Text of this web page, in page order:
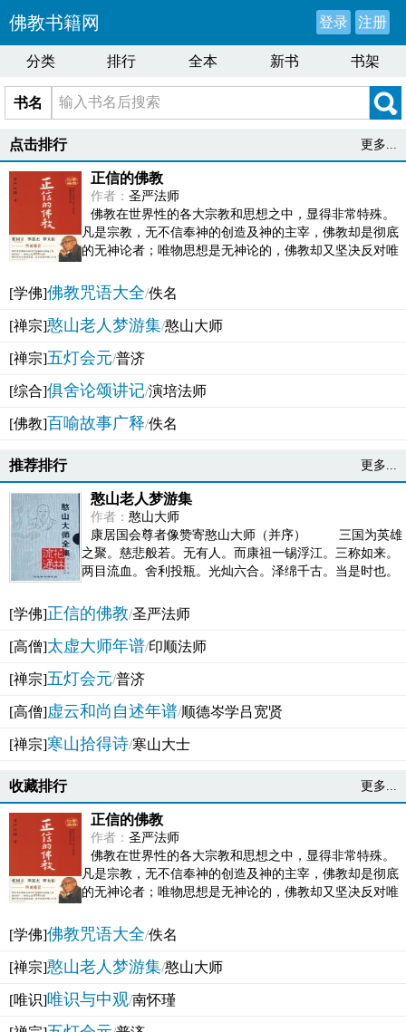
佛教书籍网 登录 注册
分类 排行 全本 新书 书架
书名
点击排行 更多...
正信的佛教
作者： 圣严法师
佛教在世界性的各大宗教和思想之中，显得非常特殊。
凡是宗教，无不信奉神的创造及神的主宰，佛教却是彻底
的无神论者；唯物思想是无神论的，佛教却又坚决反对唯
[学佛]佛教咒语大全/佚名
[禅宗]憨山老人梦游集/憨山大师
[禅宗]五灯会元/普济
[综合]俱舍论颂讲记/演培法师
[佛教]百喻故事广释/佚名
推荐排行 更多...
憨山老人梦游集
作者： 憨山大师
康居国会尊者像赞寄憨山大师（并序） 三国为英雄
之聚。慈悲般若。无有人。而康祖一锡浮江。三称如来。
两目流血。舍利投瓶。光灿六合。泽绵千古。当是时也。
[学佛]正信的佛教/圣严法师
[高僧]太虚大师年谱/印顺法师
[禅宗]五灯会元/普济
[高僧]虚云和尚自述年谱/顺德岑学吕宽贤
[禅宗]寒山拾得诗/寒山大士
收藏排行 更多...
正信的佛教
作者： 圣严法师
佛教在世界性的各大宗教和思想之中，显得非常特殊。
凡是宗教，无不信奉神的创造及神的主宰，佛教却是彻底
的无神论者；唯物思想是无神论的，佛教却又坚决反对唯
[学佛]佛教咒语大全/佚名
[禅宗]憨山老人梦游集/憨山大师
[唯识]唯识与中观/南怀瑾